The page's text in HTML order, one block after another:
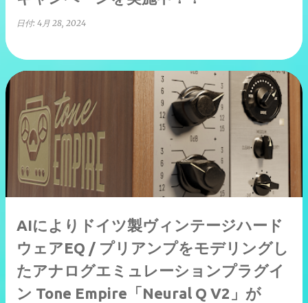
日付: 4月 28, 2024
AIによりドイツ製ヴィンテージハード
ウェアEQ / プリアンプをモデリングし
たアナログエミュレーションプラグイ
ン Tone Empire「Neural Q V2」が